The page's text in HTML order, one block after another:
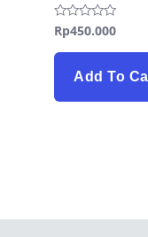
Rated
0
out
Rp450.000
Add To